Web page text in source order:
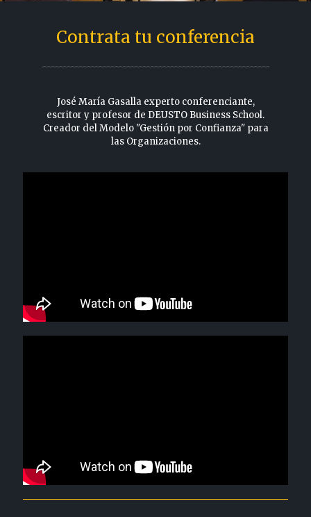
Contrata tu conferencia
José María Gasalla experto conferenciante,
escritor y profesor de DEUSTO Business School.
Creador del Modelo "Gestión por Confianza" para
las Organizaciones.